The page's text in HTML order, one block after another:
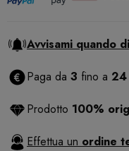
Avvisami quando
Paga da 3 fino a 24
Prodotto 100%
Effettua un ordine